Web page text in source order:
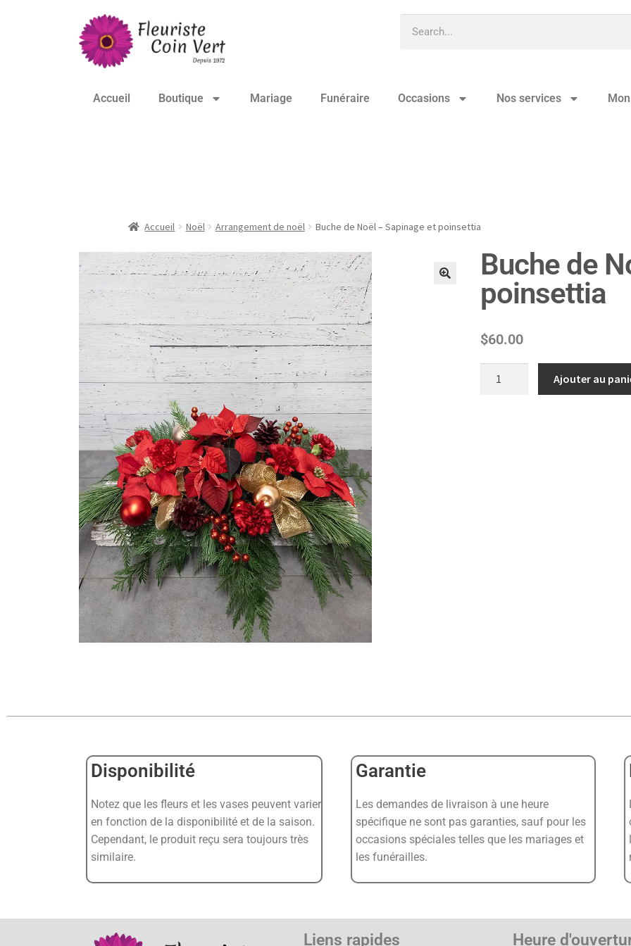
Accueil Boutique Mariage Funéraire Occasions Nos services
Accueil Noël Arrangement de noël Buche de Noël – Sapinage et poinsettia
Buche de
poinsettia
$60.00
Ajouter au
Disponibilité
Notez que les fleurs et les vases peuvent varier
en fonction de la disponibilité et de la saison.
Cependant, le produit reçu sera toujours très
similaire.
Garantie
Les demandes de livraison à une heure
spécifique ne sont pas garanties, sauf pour les
occasions spéciales telles que les mariages et
les funérailles.
Liens rapides Heure